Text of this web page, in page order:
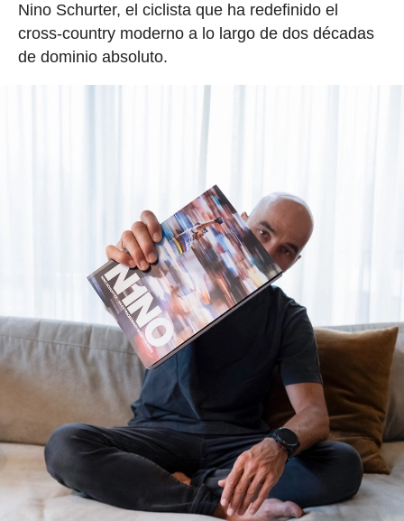
Nino Schurter, el ciclista que ha redefinido el
cross-country moderno a lo largo de dos décadas
de dominio absoluto.